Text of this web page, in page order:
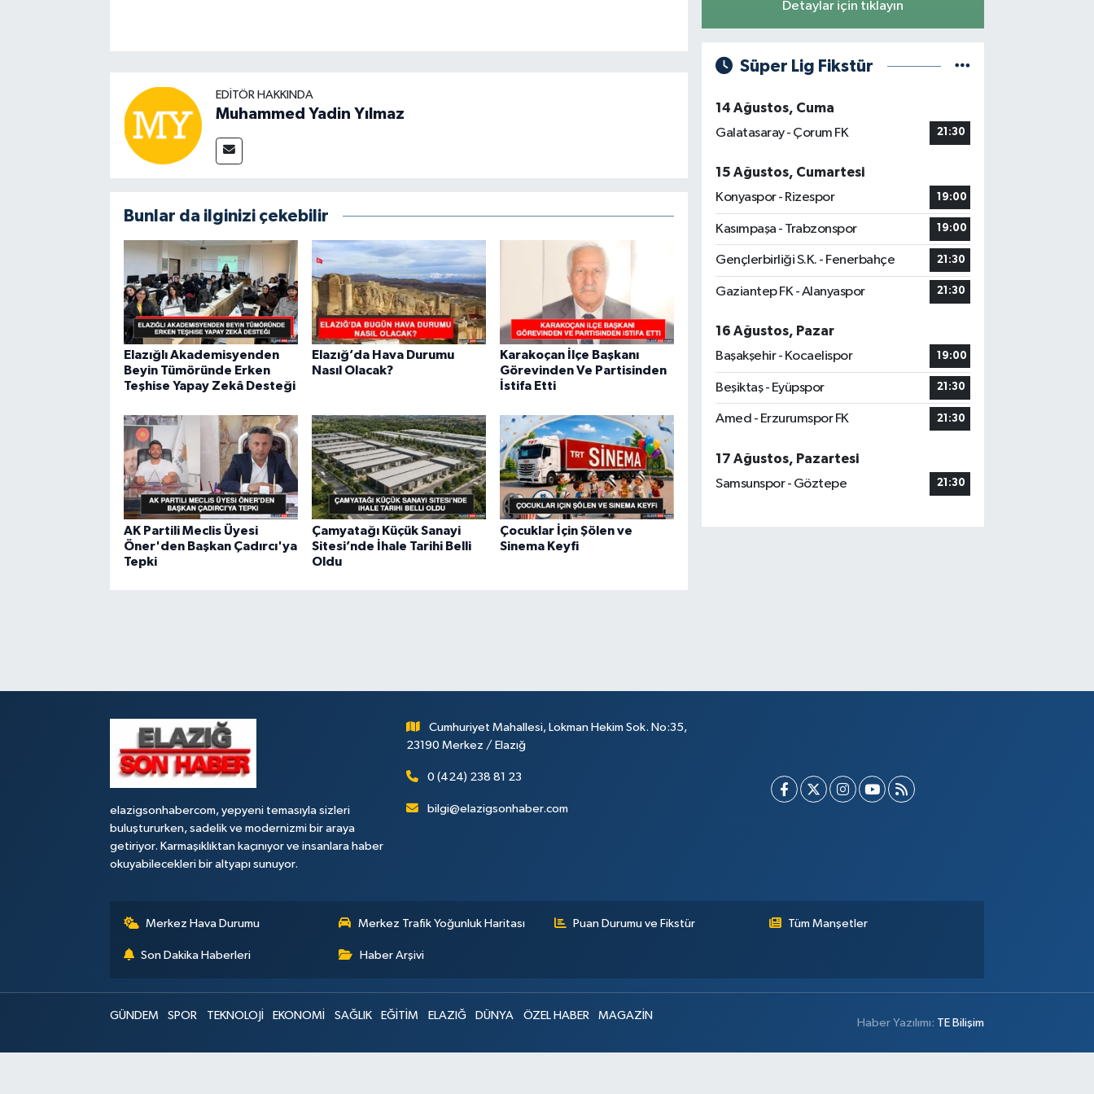
EDITÖR HAKKINDA
Muhammed Yadin Yılmaz
Bunlar da ilginizi çekebilir
Elazığlı Akademisyenden
Beyin Tümöründe Erken
Teşhise Yapay Zekâ Desteği
Elazığ’da Hava Durumu
Nasıl Olacak?
Karakoçan İlçe Başkanı
Görevinden Ve Partisinden
İstifa Etti
AK Partili Meclis Üyesi
Öner'den Başkan Çadırcı'ya
Tepki
Çamyatağı Küçük Sanayi
Sitesi’nde İhale Tarihi Belli
Oldu
Çocuklar İçin Şölen ve
Sinema Keyfi
Detaylar için tıklayın
Süper Lig Fikstür
14 Ağustos, Cuma
Galatasaray - Çorum FK
21:30
15 Ağustos, Cumartesi
Konyaspor - Rizespor
19:00
Kasımpaşa - Trabzonspor 19:00
Gençlerbirliği S.K. - Fenerbahçe 21:30
Gaziantep FK - Alanyaspor 21:30
16 Ağustos, Pazar
Başakşehir - Kocaelispor
19:00
Beşiktaş - Eyüpspor 21:30
Amed - Erzurumspor FK 21:30
17 Ağustos, Pazartesi
Samsunspor - Göztepe
21:30
elazigsonhabercom, yepyeni temasıyla sizleri
buluştururken, sadelik ve modernizmi bir araya
getiriyor. Karmaşıklıktan kaçınıyor ve insanlara haber
okuyabilecekleri bir altyapı sunuyor.
Cumhuriyet Mahallesi, Lokman Hekim Sok. No:35,
23190 Merkez / Elazığ
0 (424) 238 81 23
bilgi@elazigsonhaber.com
Merkez Hava Durumu Merkez Trafik Yoğunluk Haritası Puan Durumu ve Fikstür Tüm Manşetler
Son Dakika Haberleri Haber Arşivi
GÜNDEM SPOR TEKNOLOJİ EKONOMİ SAĞLIK EĞİTİM ELAZIĞ DÜNYA ÖZEL HABER MAGAZİN
Haber Yazılımı: TE Bilişim